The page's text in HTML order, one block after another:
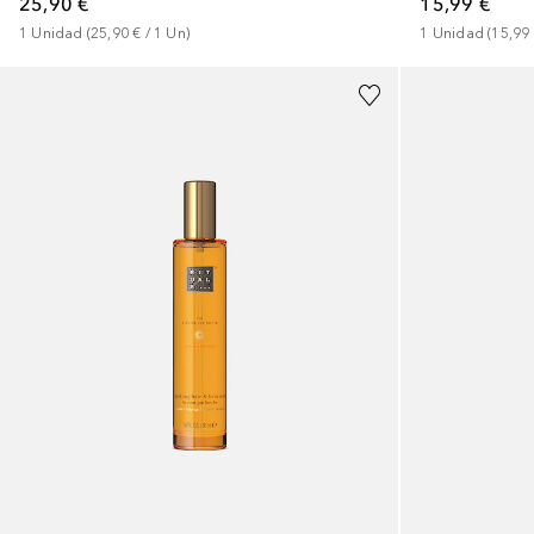
1 Unidad (25,90 € / 1 Un) 1 Unidad (15,99